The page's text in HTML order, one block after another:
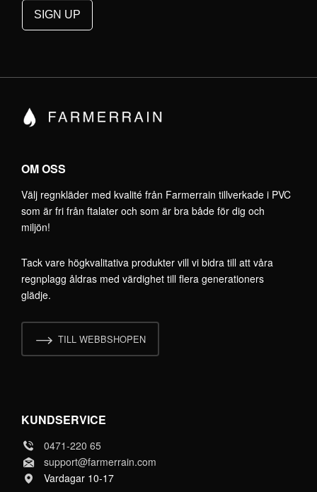
TILL WEBBSHOPEN
OM OSS
Välj regnkläder med kvalité från Farmerrain tillverkade i PVC
som är fri från ftalater och som är bra både för dig och
miljön!
Tack vare högkvalitativa produkter vill vi bidra till att våra
regnplagg åldras med värdighet till flera generationers
glädje.
KUNDSERVICE
0471-220 65
support@farmerrain.com
Vardagar 10-17